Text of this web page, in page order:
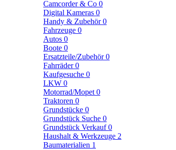
Camcorder & Co 0
Digital Kameras 0
Handy & Zubehör0
Fahrzeuge 0
Autos 0
Boote 0
Ersatzteile/Zubehör0
Fahrräder0
Kaufgesuche 0
LKW 0
Motorrad/Mopet 0
Traktoren 0
Grundstücke 0
Grundstück Suche 0
Grundstück Verkauf0
Haushalt & Werkzeuge 2
Baumaterialien 1